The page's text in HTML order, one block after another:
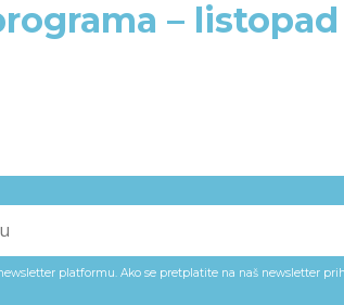
– listopad
platformu. Ako se pretplatite na naš newsletter